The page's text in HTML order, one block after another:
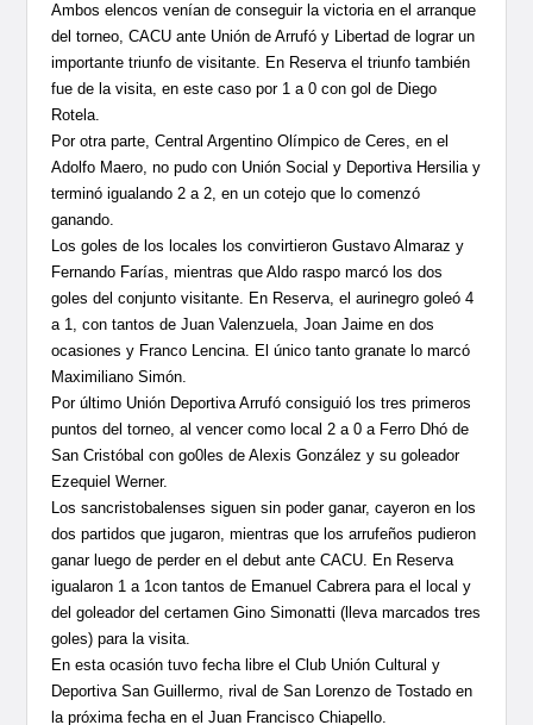
Ambos elencos venían de conseguir la victoria en el arranque
del torneo, CACU ante Unión de Arrufó y Libertad de lograr un
importante triunfo de visitante. En Reserva el triunfo también
fue de la visita, en este caso por 1 a 0 con gol de Diego
Rotela.
Por otra parte, Central Argentino Olímpico de Ceres, en el
Adolfo Maero, no pudo con Unión Social y Deportiva Hersilia y
terminó igualando 2 a 2, en un cotejo que lo comenzó
ganando.
Los goles de los locales los convirtieron Gustavo Almaraz y
Fernando Farías, mientras que Aldo raspo marcó los dos
goles del conjunto visitante. En Reserva, el aurinegro goleó 4
a 1, con tantos de Juan Valenzuela, Joan Jaime en dos
ocasiones y Franco Lencina. El único tanto granate lo marcó
Maximiliano Simón.
Por último Unión Deportiva Arrufó consiguió los tres primeros
puntos del torneo, al vencer como local 2 a 0 a Ferro Dhó de
San Cristóbal con go0les de Alexis González y su goleador
Ezequiel Werner.
Los sancristobalenses siguen sin poder ganar, cayeron en los
dos partidos que jugaron, mientras que los arrufeños pudieron
ganar luego de perder en el debut ante CACU. En Reserva
igualaron 1 a 1con tantos de Emanuel Cabrera para el local y
del goleador del certamen Gino Simonatti (lleva marcados tres
goles) para la visita.
En esta ocasión tuvo fecha libre el Club Unión Cultural y
Deportiva San Guillermo, rival de San Lorenzo de Tostado en
la próxima fecha en el Juan Francisco Chiapello.